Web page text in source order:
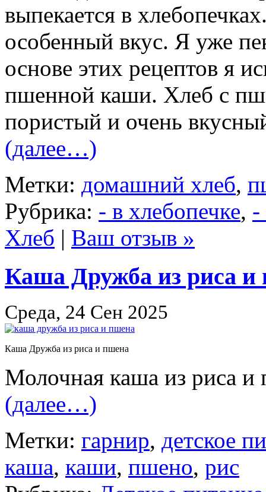
выпекается в
особенный вкус. Я уже
основе этих рецептов я
пшенной каши. Хлеб с
пористый и очень
(далее…)
Метки: домашний хлеб,
Рубрика: - в хлебопечке, -
Хлеб | Ваш отзыв »
Каша Дружба из риса и
Среда, 24 Сен 2025
Каша Дружба из риса и пшена
Молочная каша из риса и
(далее…)
Метки: гарнир, детское
каша, каши, пшено, рис